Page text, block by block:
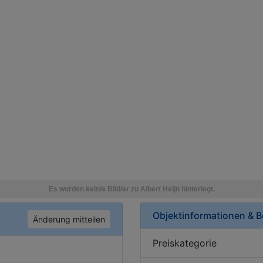
Änderung mitteilen Objektinformationen &
Preiskategorie